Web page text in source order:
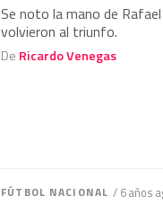
Se noto la mano de
volvieron al triunfo.
De Ricardo Venegas
FÚTBOL NACIONAL / 6 años